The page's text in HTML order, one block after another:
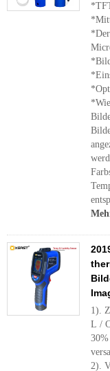
1).
L /
30%
2).